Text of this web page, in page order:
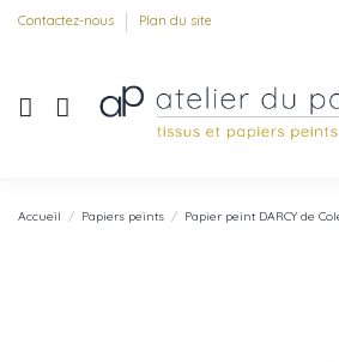
Contactez-nous Plan du site
Accueil Papiers peints Papier peint DARCY de